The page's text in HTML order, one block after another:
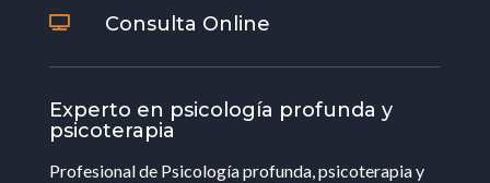
 Consulta Online
Experto en psicología profunda y
psicoterapia
Profesional de Psicología profunda, psicoterapia y